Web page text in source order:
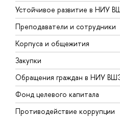
Устойчивое развитие в НИУ
Преподаватели и сотрудники
Корпуса и общежития
Закупки
Обращения граждан в НИУ
Фонд целевого капитала
Противодействие коррупции